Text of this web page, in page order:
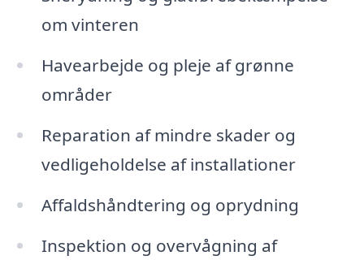
om vinteren
Havearbejde og pleje af grønne
områder
Reparation af mindre skader og
vedligeholdelse af installationer
Affaldshåndtering og oprydning
Inspektion og overvågning af